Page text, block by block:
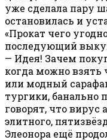
уже сделала пару
остановилась и
«Прокат чего
последующий
— Идея! Зачем
когда можно взять
или модный
тургики,
говорят, что вирус
элитного,
Элеонора ещё